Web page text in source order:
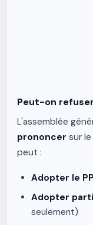
Peut-on refuser
L'assemblée
prononcer sur
peut :
Adopter le
Adopter
seulement)